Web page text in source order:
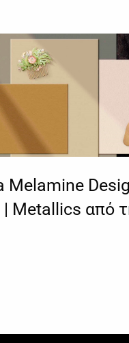
Melamine
Metallics από